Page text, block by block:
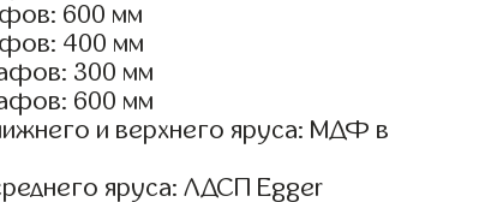
600 мм
400 мм
300 мм
600 мм
и верхнего яруса: МДФ в
яруса: ЛДСП Egger